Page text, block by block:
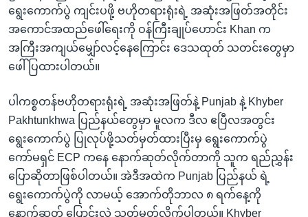
ရွေးကောက်ပွဲ ကျင်းပဖို့ ဗဟိုတရားရုံးရဲ့ အဆုံးအဖြတ်အတိုင်း
အကောင်အထည်ဖေါ်ရေးကို ဝန်ကြီးချုပ်ဟောင်း Khan က
အကြီးအကျယ်မျှော်လင့်နေကြောင်း ဒေသထုတ် သတင်းတွေမှာ
ဖေါ်ပြထားပါတယ်။
ပါကစ္စတန်ဗဟိုတရားရုံးရဲ့ အဆုံးအဖြတ်နဲ့ Punjab နဲ့ Khyber
Pakhtunkhwa ပြည်နယ်တွေမှာ မူလက ဒီလ ဧပြီလအတွင်း
ရွေးကောက်ပွဲ ပြုလုပ်ဖို့သတ်မှတ်ထားပြီးမှ ရွေးကောက်ပွဲ
ကော်မရှင် ECP ကနေ နောက်ဆုတ်လိုက်တာကို သူက ရည်ညွှန်း
ပြောဆိုတာဖြစ်ပါတယ်။ အဲဒီအထဲက Punjab ပြည်နယ် ရဲ့
ရွေးကောက်ပွဲကို လာမယ့် အောက်တိုဘာလ ၈ ရက်နေ့ကို
နောက်ဆုတ် ပြောင်းလဲ သတ်မှတ်လိုက်ပါတယ်။ Khyber